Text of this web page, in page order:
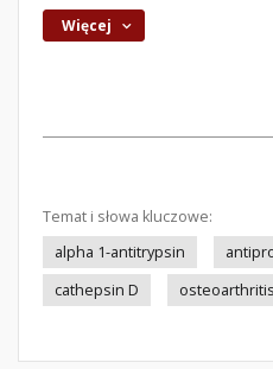
Więcej
Temat i słowa kluczowe:
alpha 1-antitrypsin
cathepsin D
osteoarthritis